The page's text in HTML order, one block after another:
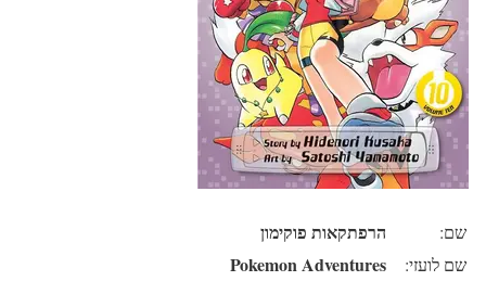
שם: הרפתקאות פוקימון
שם לועזי: Pokemon Adventures